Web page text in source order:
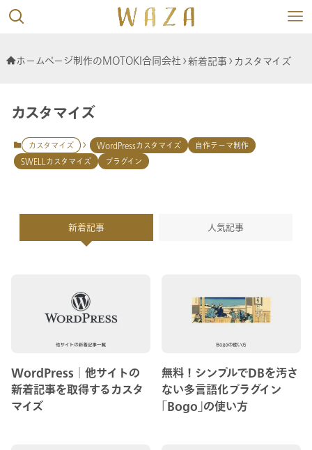
ホームページ制作のMOTOKI合同会社 新着記事 カスタマイズ
カスタマイズ
カスタマイズ WordPressカスタマイズ 自作テーマ制作
SWELLカスタマイズ プラグイン
新着記事 人気記事
WordPress│他サイトの
新着記事を取得するカスタ
マイズ
無料！シンプルでDBを汚さ
ない多言語化プラグイン
｢Bogo｣の使い方